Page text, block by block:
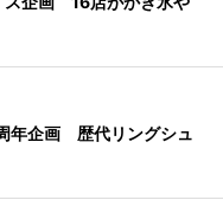
年企画 歴代リングシュ